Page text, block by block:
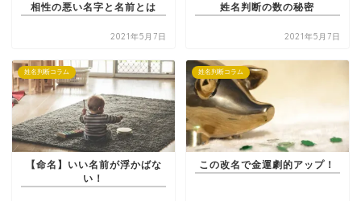
相性の悪い名字と名前とは
2021年5月7日
姓名判断の数の秘密
2021年5月7日
姓名判断コラム
【命名】いい名前が浮かばな
い！
姓名判断コラム
この改名で金運劇的アップ！